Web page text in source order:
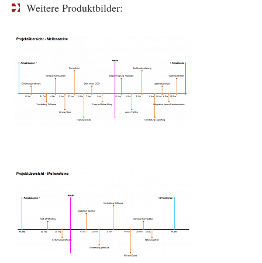
Weitere Produktbilder: